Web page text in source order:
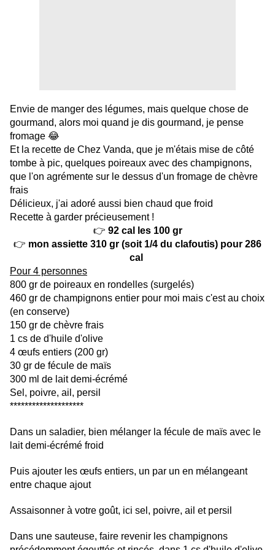
Envie de manger des légumes, mais quelque chose de
gourmand, alors moi quand je dis gourmand, je pense
fromage 😂
Et la recette de Chez Vanda, que je m'étais mise de côté
tombe à pic, quelques poireaux avec des champignons,
que l'on agrémente sur le dessus d'un fromage de chèvre
frais
Délicieux, j'ai adoré aussi bien chaud que froid
Recette à garder précieusement !
👉 92 cal les 100 gr
👉 mon assiette 310 gr (soit 1/4 du clafoutis) pour 286
cal
Pour 4 personnes
800 gr de poireaux en rondelles (surgelés)
460 gr de champignons entier pour moi mais c'est au choix
(en conserve)
150 gr de chèvre frais
1 cs de d'huile d'olive
4 œufs entiers (200 gr)
30 gr de fécule de maïs
300 ml de lait demi-écrémé
Sel, poivre, ail, persil
********************
Dans un saladier, bien mélanger la fécule de maïs avec le
lait demi-écrémé froid
Puis ajouter les œufs entiers, un par un en mélangeant
entre chaque ajout
Assaisonner à votre goût, ici sel, poivre, ail et persil
Dans une sauteuse, faire revenir les champignons